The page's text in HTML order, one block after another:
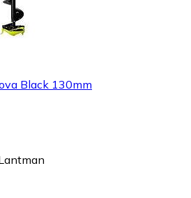
Black 130mm